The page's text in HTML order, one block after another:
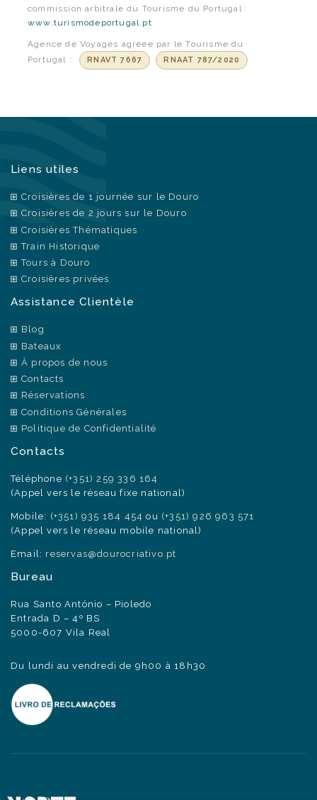
commission arbitrale du Tourisme du Portugal :
www.turismodeportugal.pt
Agence de Voyages agréée par le Tourisme du
Portugal :
RNAVT 7667 RNAAT 787/2020
Liens utiles
Croisières de 1 journée sur le Douro
Croisières de 2 jours sur le Douro
Croisières Thématiques
Train Historique
Tours à Douro
Croisières privées
Assistance Clientèle
Blog
Bateaux
À propos de nous
Contacts
Réservations
Conditions Générales
Politique de Confidentialité
Contacts
Téléphone (+351) 259 336 164
(Appel vers le réseau fixe national)
Mobile: (+351) 935 184 454 ou (+351) 926 963 571
(Appel vers le réseau mobile national)
Email: reservas@dourocriativo.pt
Bureau
Rua Santo António – Pioledo
Entrada D – 4º BS
5000-607 Vila Real
Du lundi au vendredi de 9h00 à 18h30